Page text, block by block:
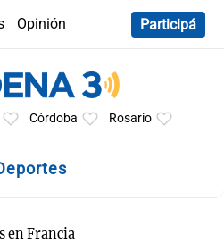
Opinión
Participá
Córdoba Rosario
en Francia